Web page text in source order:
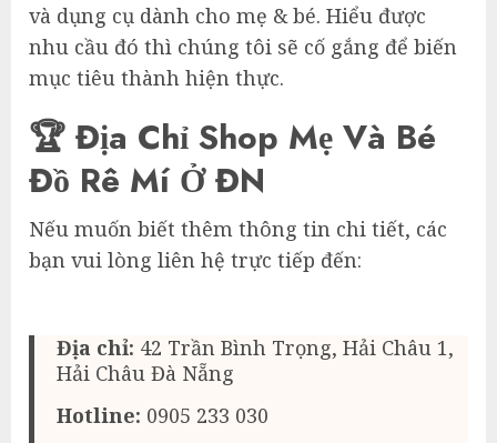
và dụng cụ dành cho mẹ & bé. Hiểu được
nhu cầu đó thì chúng tôi sẽ cố gắng để biến
mục tiêu thành hiện thực.
🏆 Địa Chỉ Shop Mẹ Và Bé
Đồ Rê Mí Ở ĐN
Nếu muốn biết thêm thông tin chi tiết, các
bạn vui lòng liên hệ trực tiếp đến:
Địa chỉ: 42 Trần Bình Trọng, Hải Châu 1,
Hải Châu Đà Nẵng
Hotline: 0905 233 030